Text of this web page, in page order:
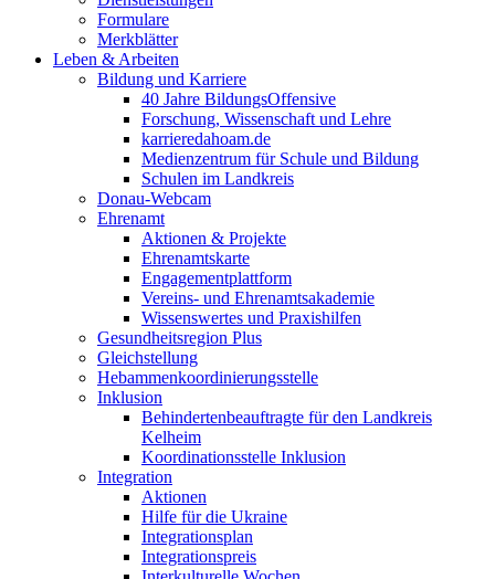
Formulare
Merkblätter
Leben & Arbeiten
Bildung und Karriere
40 Jahre BildungsOffensive
Forschung, Wissenschaft und Lehre
karrieredahoam.de
Medienzentrum für Schule und Bildung
Schulen im Landkreis
Donau-Webcam
Ehrenamt
Aktionen & Projekte
Ehrenamtskarte
Engagementplattform
Vereins- und Ehrenamtsakademie
Wissenswertes und Praxishilfen
Gesundheitsregion Plus
Gleichstellung
Hebammenkoordinierungsstelle
Inklusion
Behindertenbeauftragte für den Landkreis
Kelheim
Koordinationsstelle Inklusion
Integration
Aktionen
Hilfe für die Ukraine
Integrationsplan
Integrationspreis